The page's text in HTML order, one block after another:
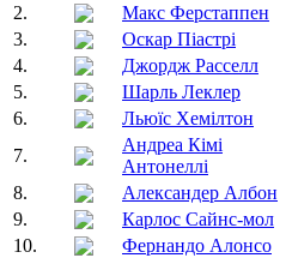
2.
Макс Ферстаппен
3.
Оскар Піастрі
4.
Джордж Расселл
5.
Шарль Леклер
6.
Льюїс Хемілтон
7.
Андреа Кімі
Антонеллі
8.
Александер Албон
9.
Карлос Сайнс-мол
10.
Фернандо Алонсо